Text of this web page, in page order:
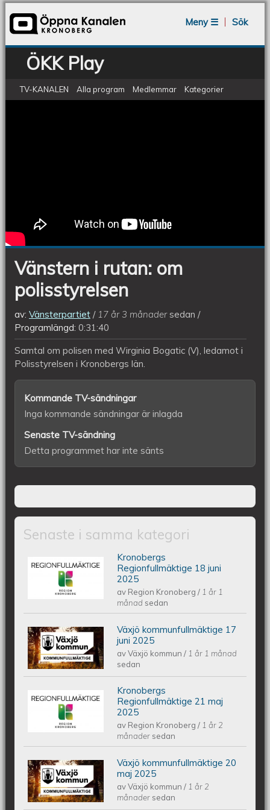
Meny ☰
Sök
ÖKK Play
TV-KANALEN Alla program Medlemmar Kategorier
Vänstern i rutan: om
polisstyrelsen
av: Vänsterpartiet 17 år 3 månadersedan
Programlängd: 0:31:40
Samtal om polisen med Wirginia Bogatic (V), ledamot i
Polisstyrelsen i Kronobergs län.
Kommande TV-sändningar
Inga kommande sändningar är inlagda
Senaste TV-sändning
Detta programmet har inte sänts
Senaste i samma kategori
Kronobergs regionfullmäktige 18 juni
2025
Kronobergs
Regionfullmäktige 18 juni
2025
av Region Kronoberg/ 1 år 1
månad sedan
Växjös kommunfullmäktige 17 juni
2025
Växjö kommunfullmäktige 17
juni 2025
avVäxjö kommun/ 1 år 1 månad
sedan
Kronobergs regionfullmäktige 21 maj
2025
Kronobergs
Regionfullmäktige 21 maj
2025
av Region Kronoberg/ 1 år 2
månader sedan
Växjös kommunfullmäktige 20 maj
2025
Växjö kommunfullmäktige 20
maj 2025
avVäxjö kommun/ 1 år 2
månader sedan